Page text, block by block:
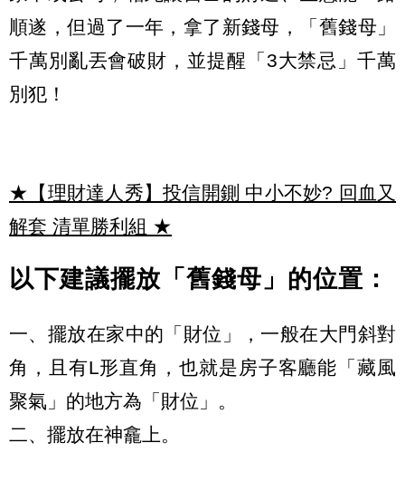
順遂，但過了一年，拿了新錢母，「舊錢母」
千萬別亂丟會破財，並提醒「3大禁忌」千萬
別犯！
★【理財達人秀】投信開鍘 中小不妙? 回血又
解套 清單勝利組 ★
以下建議擺放「舊錢母」的位置：
一、擺放在家中的「財位」，一般在大門斜對
角，且有L形直角，也就是房子客廳能「藏風
聚氣」的地方為「財位」。
二、擺放在神龕上。